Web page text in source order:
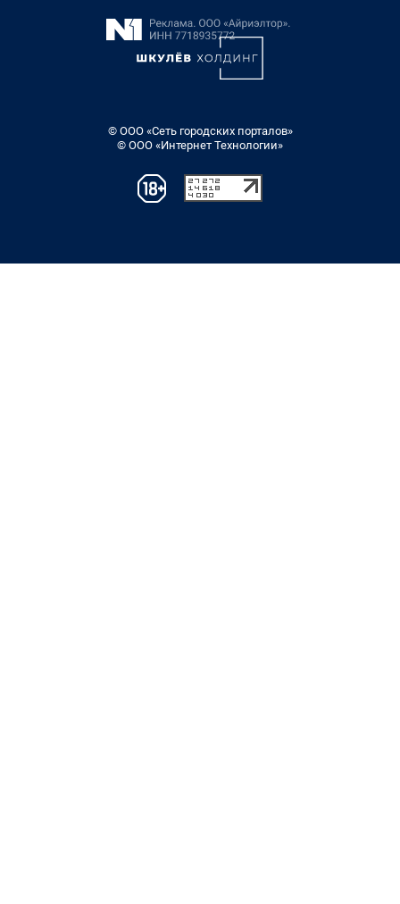
© ООО «Сеть городских порталов»
© ООО «Интернет Технологии»